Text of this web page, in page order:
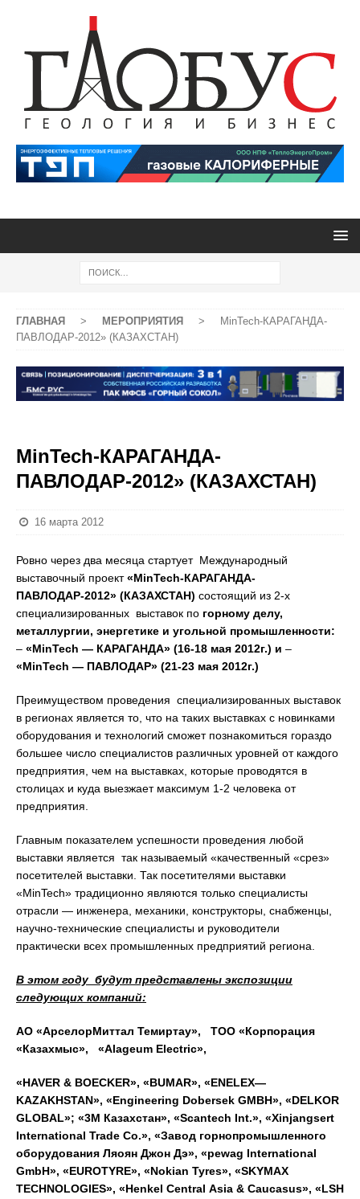
ГЛАВНАЯ > МЕРОПРИЯТИЯ >
MinTech-КАРАГАНДА-
ПАВЛОДАР-2012» (КАЗАХСТАН)
MinTech-КАРАГАНДА-
ПАВЛОДАР-2012» (КАЗАХСТАН)
16 марта 2012
Ровно через два месяца стартует Международный
выставочный проект«MinTech-КАРАГАНДА-
ПАВЛОДАР-2012» (КАЗАХСТАН) состоящий из 2-х
специализированных выставок по горному делу,
металлургии, энергетике и угольной промышленности:
– «MinTech — КАРАГАНДА» (16-18 мая 2012г.) и –
«MinTech — ПАВЛОДАР» (21-23 мая 2012г.)
Преимуществом проведения специализированных выставок
в регионах является то, что на таких выставках с новинками
оборудования и технологий сможет познакомиться гораздо
большее число специалистов различных уровней от каждого
предприятия, чем на выставках, которые проводятся в
столицах и куда выезжает максимум 1-2 человека от
предприятия.
Главным показателем успешности проведения любой
выставки является так называемый «качественный «срез»
посетителей выставки. Так посетителями выставки
«MinTech» традиционно являются только специалисты
отрасли — инженера, механики, конструкторы, снабженцы,
научно-технические специалисты и руководители
практически всех промышленных предприятий региона.
В этом году будут представлены экспозиции
следующих компаний:
АО «АрселорМиттал Темиртау», ТОО «Корпорация
«Казахмыс», «Alageum Electric»,
«HAVER & BOECKER», «BUMAR», «ENELEX—
KAZAKHSTAN», «Engineering Dobersek GMBH», «DELKOR
GLOBAL»; «3М Казахстан», «Scantech Int.», «Xinjangsert
International Trade Co.», «Завод горнопромышленного
оборудования Ляоян Джон Дэ», «pewag International
GmbH», «EUROTYRE», «Nokian Tyres», «SKYMAX
TECHNOLOGIES», «Henkel Central Asia & Caucasus», «LSH